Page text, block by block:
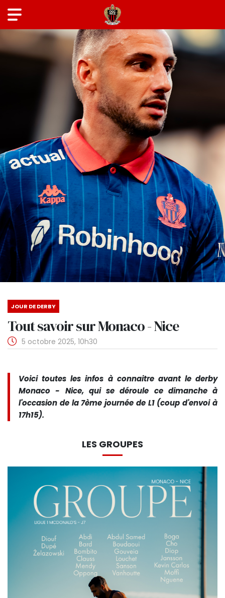
JOUR DE DERBY
Tout savoir sur Monaco - Nice
5 octobre 2025, 10h30
Voici toutes les infos à connaitre avant le derby
Monaco - Nice, qui se déroule ce dimanche à
l'occasion de la 7ème journée de L1 (coup d'envoi à
17h15).
LES GROUPES